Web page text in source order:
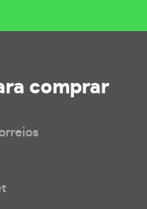
comprar